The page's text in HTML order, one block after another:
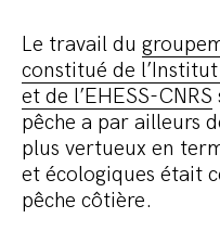
Le travail du
constitué de l’Institut
et de l’EHESS-CNRS
pêche a par ailleurs
plus vertueux en
et écologiques était
pêche côtière.